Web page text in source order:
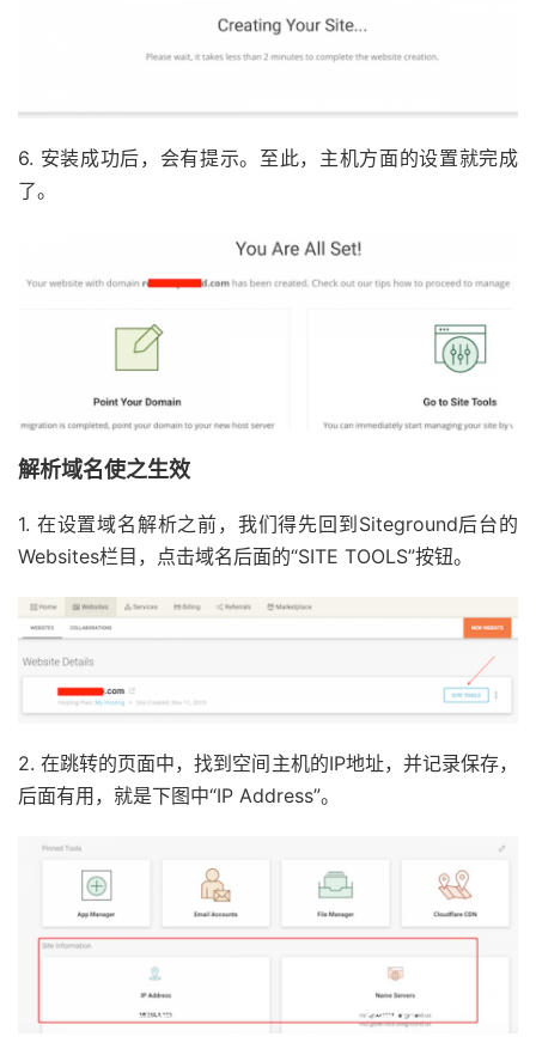
6. 安装成功后，会有提示。至此，主机方面的设置就完成
了。
解析域名使之生效
1. 在设置域名解析之前，我们得先回到Siteground后台的
Websites栏目，点击域名后面的“SITE TOOLS”按钮。
2. 在跳转的页面中，找到空间主机的IP地址，并记录保存，
后面有用，就是下图中“IP Address”。